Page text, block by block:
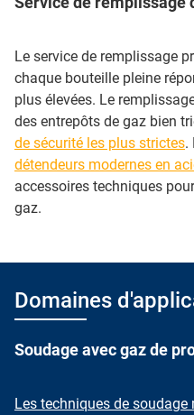
Le service de remplissage
chaque bouteille pleine
plus élevées. Le
des entrepôts de gaz bien
de sécurité les plus strictes.
détendeurs modernes en
accessoires techniques
gaz.
Domaines
Soudage avec gaz de
Les techniques de soudage